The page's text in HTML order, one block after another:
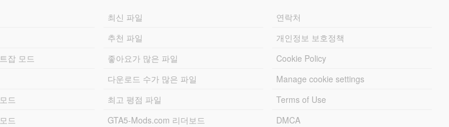
잡 모드
드
드
최신 파일
추천 파일
좋아요가 많은 파일
다운로드 수가 많은 파일
최고 평점 파일
GTA5-Mods.com 리더보드
연락처
개인정보 보호정책
Cookie Policy
Manage cookie settings
Terms of Use
DMCA